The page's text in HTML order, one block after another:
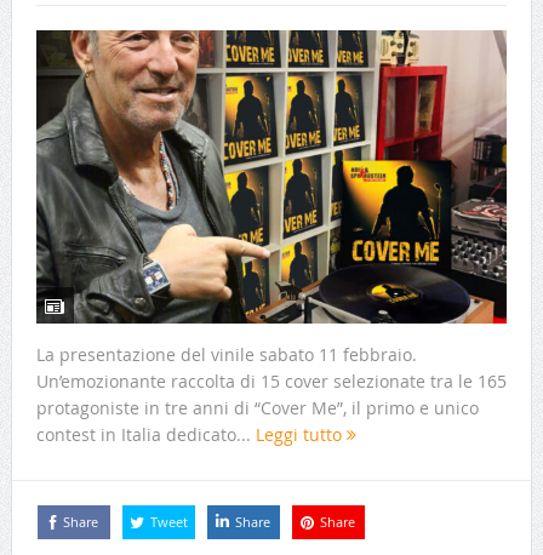
La presentazione del vinile sabato 11 febbraio.
Un’emozionante raccolta di 15 cover selezionate tra le 165
protagoniste in tre anni di “Cover Me”, il primo e unico
contest in Italia dedicato... Leggi tutto
Share Tweet Share Share